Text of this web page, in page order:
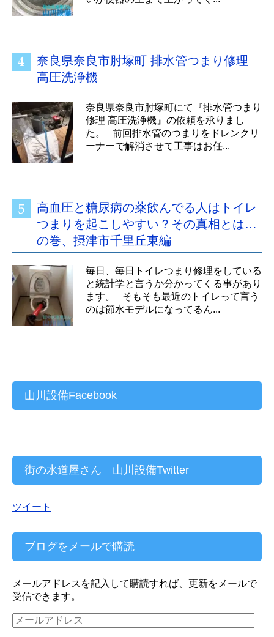
奈良県奈良市肘塚町 排水管つまり修理
高圧洗浄機
奈良県奈良市肘塚町にて『排水管つまり
修理 高圧洗浄機』の依頼を承りまし
た。 前回排水管のつまりをドレンクリ
ーナーで解消させて工事はお任...
高血圧と糖尿病の薬飲んでる人はトイレ
つまりを起こしやすい？その真相とは…
の巻、摂津市千里丘東編
毎日、毎日トイレつまり修理をしている
と統計学と言うか分かってくる事があり
ます。 そもそも最近のトイレって言う
のは節水モデルになってるん...
山川設備Facebook
街の水道屋さん 山川設備Twitter
ツイート
ブログをメールで購読
メールアドレスを記入して購読すれば、更新をメールで
受信できます。
メ
ー